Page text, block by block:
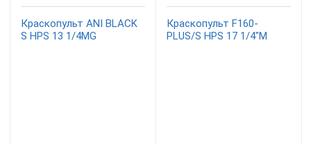
Краскопульт ANI BLACK
S HPS 13 1/4MG
Краскопульт F160-
PLUS/S HPS 17 1/4"M